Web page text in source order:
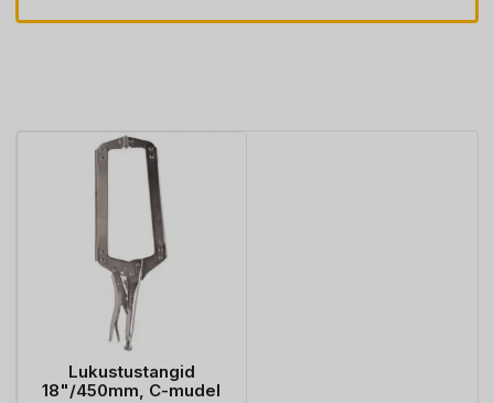
Lukustustangid
18"/450mm, C-mudel